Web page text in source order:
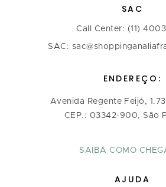
SAC
Call Center: (11)
SAC:
ENDEREÇO:
Avenida Regente Feijó,
CEP.: 03342-900, São
SAIBA COMO
AJUDA